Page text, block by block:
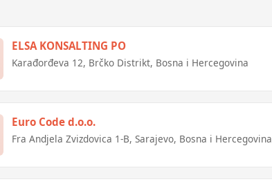
ELSA KONSALTING PO
Karađorđeva 12, Brčko Distrikt, Bosna i Hercegovina
Euro Code d.o.o.
Fra Andjela Zvizdovica 1-B, Sarajevo, Bosna i Hercegovina